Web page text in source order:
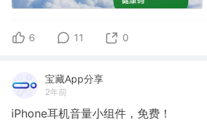
6 11 0
宝藏App分享
2年前
iPhone耳机音量小组件，免费！